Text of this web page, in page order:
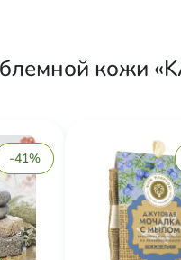
кожи
-41%